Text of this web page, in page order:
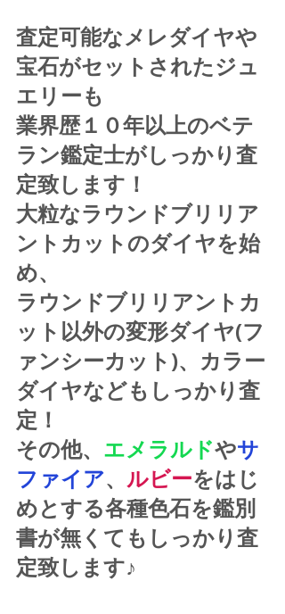
査定可能なメレダイヤや
宝石がセットされたジュ
エリーも
業界歴１０年以上のベテ
ラン鑑定士がしっかり査
定致します！
大粒なラウンドブリリア
ントカットのダイヤを始
め、
ラウンドブリリアントカ
ット以外の変形ダイヤ(フ
ァンシーカット)、カラー
ダイヤなどもしっかり査
定！
その他、 エメラルドやサ
ファイア、 ルビーをはじ
めとする各種色石を鑑別
書が無くてもしっかり査
定致します♪